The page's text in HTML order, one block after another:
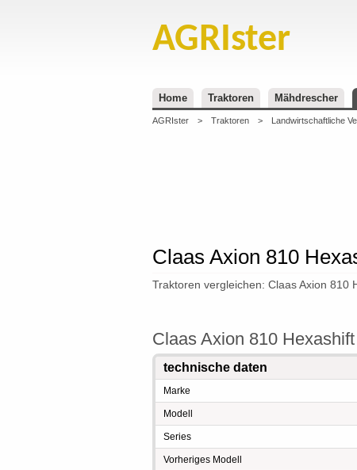
AGRIster
Home Traktoren Mähdrescher
AGRIster > Traktoren > Landwirtschaftliche
Claas Axion 810
Traktoren vergleichen: Claas Axion 810
Claas Axion 810
technische daten
Marke
Modell
Series
Vorheriges Modell